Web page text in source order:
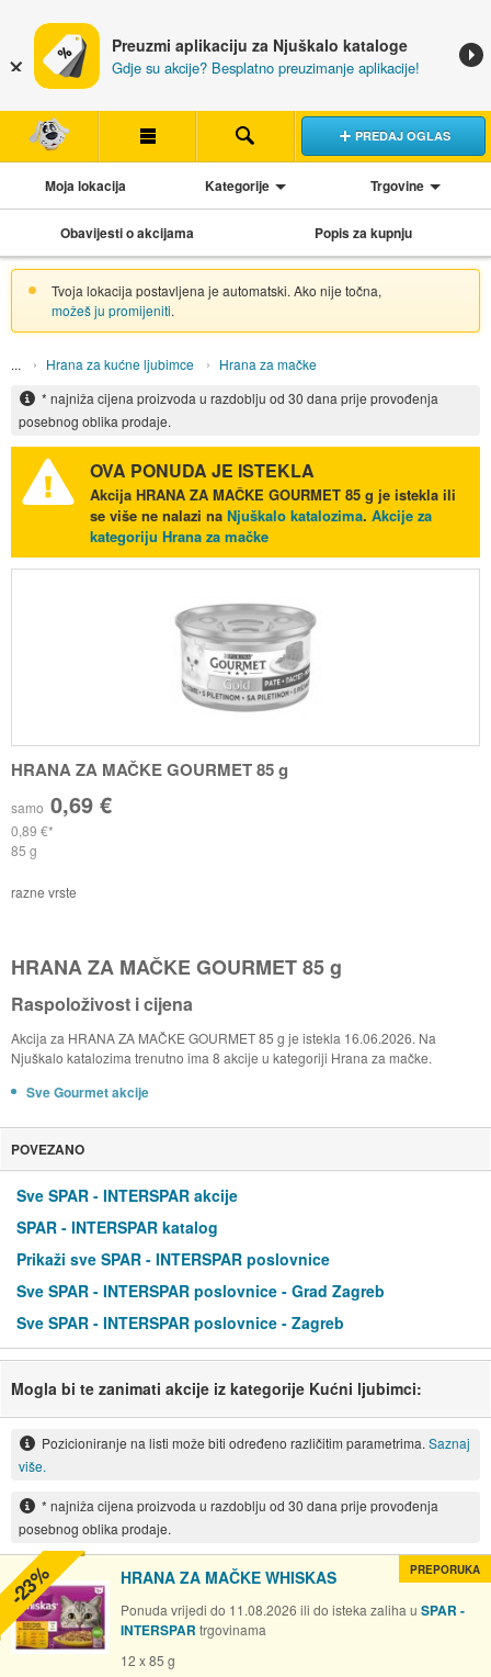
Preuzmi aplikaciju za Njuškalo kataloge
Gdje su akcije? Besplatno preuzimanje aplikacije!
PREDAJ OGLAS
Moja lokacija Kategorije Trgovine
Obavijesti o akcijama Popis za kupnju
Tvoja lokacija postavljena je automatski. Ako nije točna,
možeš ju promijeniti.
Hrana za kućne ljubimce
Hrana za mačke
* najniža cijena proizvoda u razdoblju od 30 dana prije provođenja
posebnog oblika prodaje.
OVA PONUDA JE ISTEKLA
Akcija HRANA ZA MAČKE GOURMET 85 g je istekla ili
se više ne nalazi na Njuškalo katalozima. Akcije za
kategoriju Hrana za mačke
HRANA ZA MAČKE GOURMET 85 g
samo 0,69 €
0,89 €
85 g
razne vrste
HRANA ZA MAČKE GOURMET 85 g
Raspoloživost i cijena
Akcija za HRANA ZA MAČKE GOURMET 85 g je istekla 16.06.2026. Na
Njuškalo katalozima trenutno ima 8 akcije u kategoriji Hrana za mačke.
Sve Gourmet akcije
POVEZANO
Sve SPAR - INTERSPAR akcije
SPAR - INTERSPAR katalog
Prikaži sve SPAR - INTERSPAR poslovnice
Sve SPAR - INTERSPAR poslovnice - Grad Zagreb
Sve SPAR - INTERSPAR poslovnice - Zagreb
Mogla bi te zanimati akcije iz kategorije Kućni ljubimci:
Pozicioniranje na listi može biti određeno različitim parametrima. Saznaj
više.
* najniža cijena proizvoda u razdoblju od 30 dana prije provođenja
posebnog oblika prodaje.
HRANA ZA MAČKE WHISKAS
Ponuda vrijedi do 11.08.2026 ili do isteka zaliha u SPAR -
INTERSPAR trgovinama
12 x 85 g
PREPORUKA
-23%